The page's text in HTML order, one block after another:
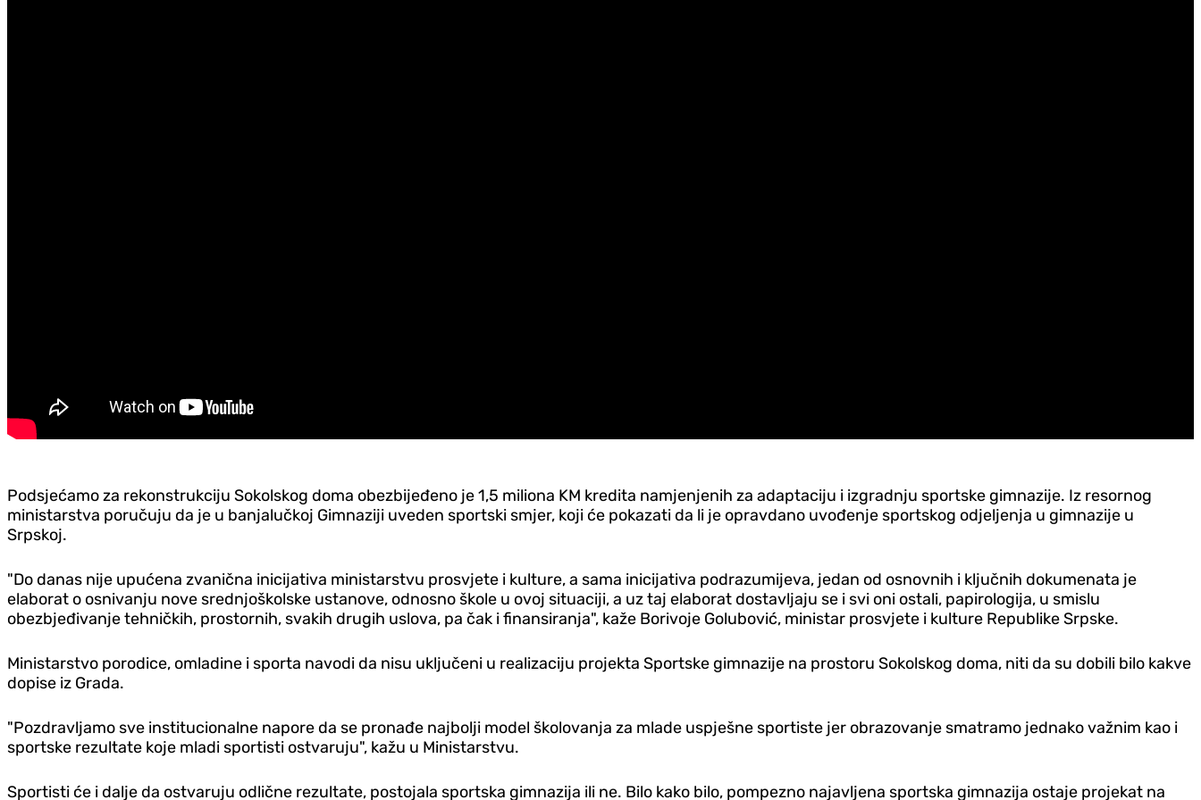
Podsjećamo za rekonstrukciju Sokolskog doma obezbijeđeno je 1,5 miliona KM kredita namjenjenih za adaptaciju i izgradnju sportske gimnazije. Iz resornog
ministarstva poručuju da je u banjalučkoj Gimnaziji uveden sportski smjer, koji će pokazati da li je opravdano uvođenje sportskog odjeljenja u gimnazije u
Srpskoj.
"Do danas nije upućena zvanična inicijativa ministarstvu prosvjete i kulture, a sama inicijativa podrazumijeva, jedan od osnovnih i ključnih dokumenata je
elaborat o osnivanju nove srednjoškolske ustanove, odnosno škole u ovoj situaciji, a uz taj elaborat dostavljaju se i svi oni ostali, papirologija, u smislu
obezbjeđivanje tehničkih, prostornih, svakih drugih uslova, pa čak i finansiranja", kaže Borivoje Golubović, ministar prosvjete i kulture Republike Srpske.
Ministarstvo porodice, omladine i sporta navodi da nisu uključeni u realizaciju projekta Sportske gimnazije na prostoru Sokolskog doma, niti da su dobili bilo kakve
dopise iz Grada.
"Pozdravljamo sve institucionalne napore da se pronađe najbolji model školovanja za mlade uspješne sportiste jer obrazovanje smatramo jednako važnim kao i
sportske rezultate koje mladi sportisti ostvaruju", kažu u Ministarstvu.
Sportisti će i dalje da ostvaruju odlične rezultate, postojala sportska gimnazija ili ne. Bilo kako bilo, pompezno najavljena sportska gimnazija ostaje projekat na